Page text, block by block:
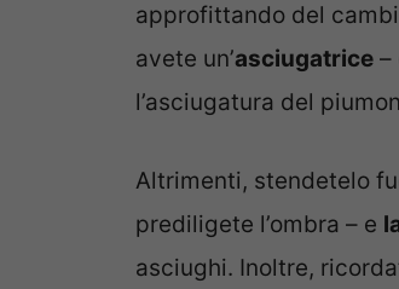
approfittando del
avete un’asciugatrice –
l’asciugatura del
Altrimenti, stendetelo
prediligete l’ombra – e
asciughi. Inoltre,